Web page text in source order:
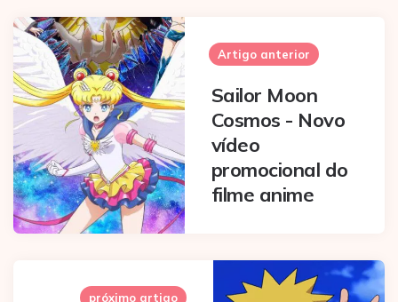
Post
navigation
Artigo anterior
Sailor Moon
Cosmos - Novo
vídeo
promocional do
filme anime
próximo artigo